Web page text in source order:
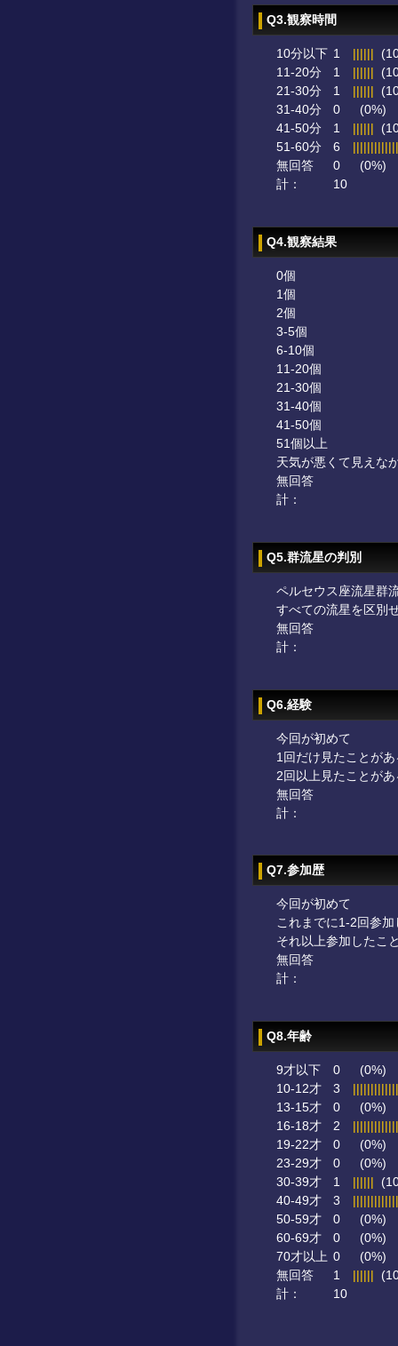
Q3.観察時間
10分以下 1 ||||||
11-20分
1 ||||||
21-30分
1 ||||||
31-40分
0
(0%)
41-50分
1 ||||||
51-60分
6
無回答
0
(0%)
計：
10
Q4.観察結果
0個
1個
2個
3-5個
6-10個
11-20個
21-30個
31-40個
41-50個
51個以上
天気が悪くて見えな
無回答
計：
Q5.群流星の判別
ペルセウス座流星群
すべての流星を区別
無回答
計：
Q6.経験
今回が初めて
1回だけ見たことがあ
2回以上見たことがあ
無回答
計：
Q7.参加歴
今回が初めて
これまでに1-2回参
それ以上参加したこ
無回答
計：
Q8.年齢
9才以下 0
(0%)
10-12才
3
13-15才
0
(0%)
16-18才
2
|||||||||||||
19-22才
0
(0%)
23-29才
0
(0%)
30-39才
1 ||||||
40-49才
3
50-59才
0
(0%)
60-69才
0
(0%)
70才以上 0
(0%)
無回答
1 ||||||
計：
10